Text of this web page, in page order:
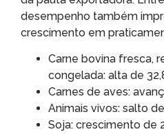
desempenho também
crescimento em
Carne bovina fresca,
congelada: alta de
Carnes de aves:
Animais vivos: salto de
Soja: crescimento de